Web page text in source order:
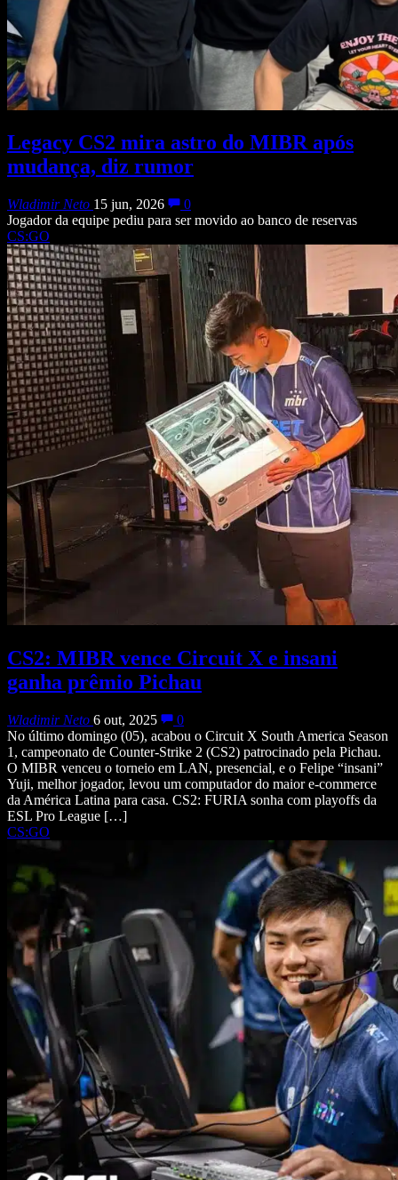
Legacy CS2 mira astro do MIBR após
mudança, diz rumor
Wladimir Neto 15 jun, 2026
0
Jogador da equipe pediu para ser movido ao banco de reservas
CS:GO
CS2: MIBR vence Circuit X e insani
ganha prêmio Pichau
Wladimir Neto 6 out, 2025
0
No último domingo (05), acabou o Circuit X South America Season
1, campeonato de Counter-Strike 2 (CS2) patrocinado pela Pichau.
O MIBR venceu o torneio em LAN, presencial, e o Felipe “insani”
Yuji, melhor jogador, levou um computador do maior e-commerce
da América Latina para casa. CS2: FURIA sonha com playoffs da
ESL Pro League […]
CS:GO